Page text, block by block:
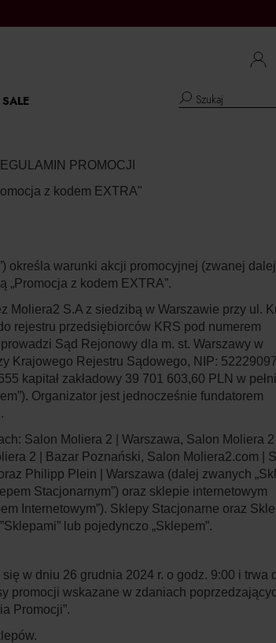
PROMOCJI
z kodem EXTRA"
”) określa warunki akcji promocyjnej (zwanej dalej
„Promocja z kodem EXTRA”.
Moliera2 S.A z siedzibą w Warszawie przy ul.
rejestru przedsiębiorców KRS pod numerem
Sąd Rejonowy dla m. st. Warszawy w
Krajowego Rejestru Sądowego, NIP:
kapitał zakładowy 39 701 603,60 PLN w pełni
”). Organizator jest jednocześnie fundatorem
Salon Moliera 2 | Warszawa, Salon Moliera 2
2 | Bazar Poznański, Salon Moliera2.com |
Philipp Plein | Warszawa (dalej zwanych „
Stacjonarnym”) oraz sklepie internetowym
Internetowym”). Sklepy Stacjonarne oraz
Sklepami” lub pojedynczo „Sklepem”.
w dniu 26 grudnia 2024 r. o godz. 9:00 i trwa
promocji wskazane w zdaniach
Promocji”.